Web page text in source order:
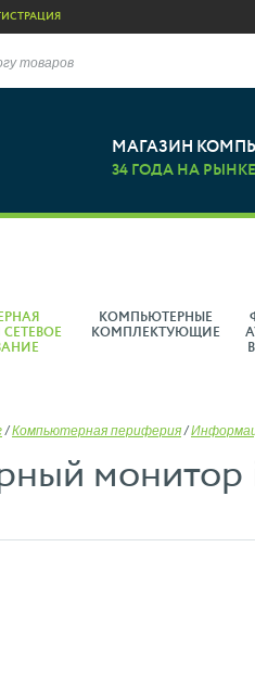
товаров
МАГАЗИН
34 ГОДА НА
СЕТЕВОЕ
КОМПЬЮТЕРНЫЕ
КОМПЛЕКТУЮЩИЕ
/Компьютерная периферия /
монитор